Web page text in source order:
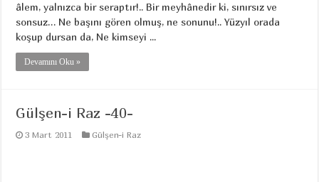
âlem, yalnızca bir seraptır!.. Bir meyhânedir ki, sınırsız ve
sonsuz… Ne başını gören olmuş, ne sonunu!.. Yüzyıl orada
koşup dursan da, Ne kimseyi ...
Devamını Oku »
Gülşen-i Raz -40-
3 Mart 2011 Gülşen-i Raz